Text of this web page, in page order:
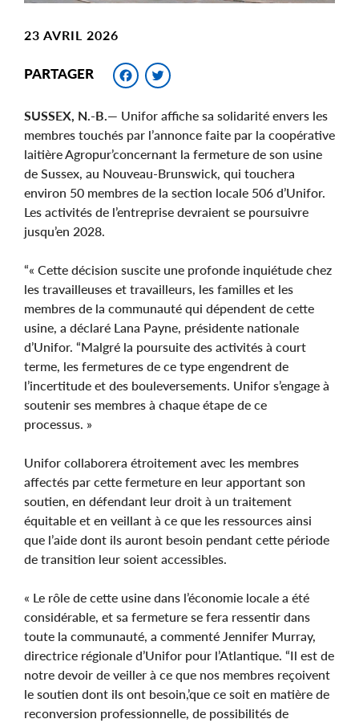
23 AVRIL 2026
PARTAGER Facebook
SUSSEX, N.-B. — Unifor affiche sa solidarité envers les
membres touchés par l’annonce faite par la coopérative
laitière Agropur’concernant la fermeture de son usine
de Sussex, au Nouveau-Brunswick, qui touchera
environ 50 membres de la section locale 506 d’Unifor.
Les activités de l’entreprise devraient se poursuivre
jusqu’en 2028.
“« Cette décision suscite une profonde inquiétude chez
les travailleuses et travailleurs, les familles et les
membres de la communauté qui dépendent de cette
usine, a déclaré Lana Payne, présidente nationale
d’Unifor. “Malgré la poursuite des activités à court
terme, les fermetures de ce type engendrent de
l’incertitude et des bouleversements. Unifor s’engage à
soutenir ses membres à chaque étape de ce
processus. »
Unifor collaborera étroitement avec les membres
affectés par cette fermeture en leur apportant son
soutien, en défendant leur droit à un traitement
équitable et en veillant à ce que les ressources ainsi
que l’aide dont ils auront besoin pendant cette période
de transition leur soient accessibles.
« Le rôle de cette usine dans l’économie locale a été
considérable, et sa fermeture se fera ressentir dans
toute la communauté, a commenté Jennifer Murray,
directrice régionale d’Unifor pour l’Atlantique. “Il est de
notre devoir de veiller à ce que nos membres reçoivent
le soutien dont ils ont besoin,’que ce soit en matière de
reconversion professionnelle, de possibilités de